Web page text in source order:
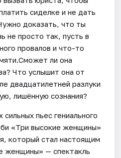
сиделке и не дать
доказать, что ты
не просто так, пусть в
провалов и что-то
ли она
Что услышит она от
двадцатилетней разлуки
лишённую сознания?
пьес гениального
«Три высокие женщины»
который стал настоящим
женщины» — спектакль